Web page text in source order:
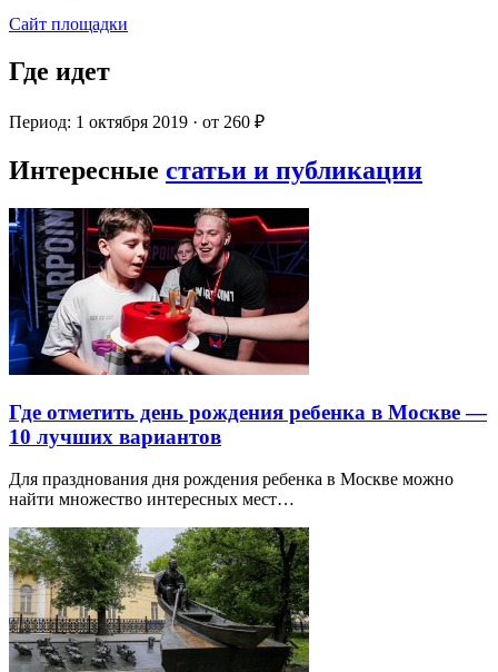
Сайт площадки
Где идет
Период: 1 октября 2019 · от 260 ₽
Интересные статьи и публикации
Где отметить день рождения ребенка в Москве —
10 лучших вариантов
Для празднования дня рождения ребенка в Москве можно
найти множество интересных мест…